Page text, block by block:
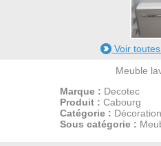
Voir
Meuble
Marque : Decotec
Produit : Cabourg
Catégorie :
Sous catégorie :